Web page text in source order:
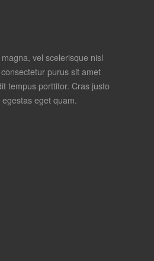
vel scelerisque nisl
purus sit amet
tempus porttitor. Cras justo
eget quam.